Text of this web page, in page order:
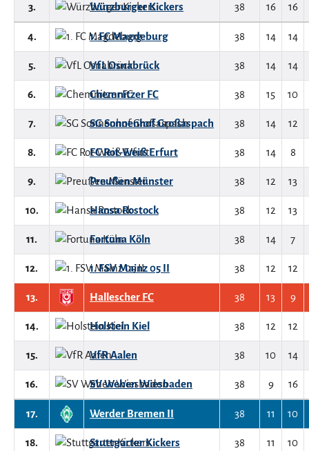
3. Würzburger Kickers 38 16 16
4. 1. FC Magdeburg 38 14 14
5. VfL Osnabrück 38 14 14
6. Chemnitzer FC 38 15 10
7. SG Sonnenhof Großaspach 38 14 12
8. FC Rot-Weiß Erfurt 38 14 8
9. Preußen Münster 38 12 13
10. Hansa Rostock 38 12 13
11. Fortuna Köln 38 14 7
12. 1. FSV Mainz 05 II 38 12 12
13. Hallescher FC 38 13 9
14. Holstein Kiel 38 12 12
15. VfR Aalen 38 10 14
16. SV Wehen Wiesbaden 38 9 16
17. Werder Bremen II 38 11 10
18. Stuttgarter Kickers 38 11 10